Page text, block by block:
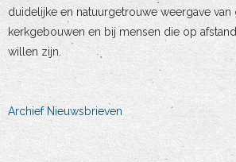
duidelijke en natuurgetrouwe weergave
kerkgebouwen en bij mensen die op
willen zijn.
Archief Nieuwsbrieven